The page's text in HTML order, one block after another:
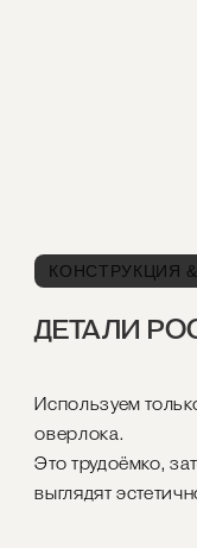
КОНСТРУКЦИЯ
ДЕТАЛИ
Используем
оверлока.
Это трудоёмко,
выглядят